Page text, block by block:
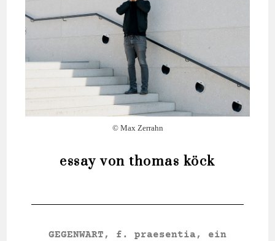
© Max Zerrahn
essay von thomas köck
GEGENWART, f. prae­sen­tia, ein